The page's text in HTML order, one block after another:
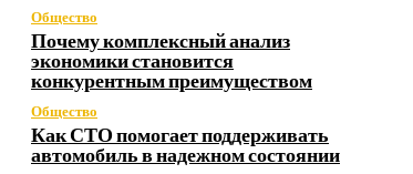
Общество
Почему комплексный анализ
экономики становится
конкурентным преимуществом
Общество
Как СТО помогает поддерживать
автомобиль в надежном состоянии